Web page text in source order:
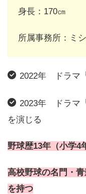
身長：170㎝
所属事務所：ミ
2022年 ドラマ
2023年 ドラマ
を演じる
野球歴13年（小学4
高校野球の名門・
を持つ